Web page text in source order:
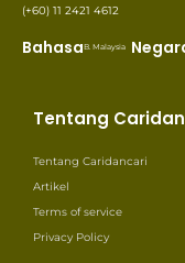
(+60) 11 2421 4612
BahasaB. Malaysia
Tentang
Tentang Caridancari
Artikel
Terms of service
Privacy Policy